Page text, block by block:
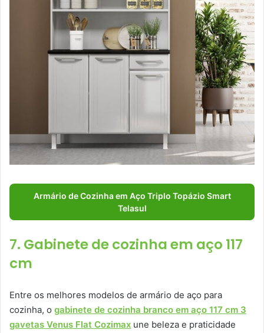
Armário de Cozinha em Aço Triplo Topázio Smart
Telasul
7. Gabinete de cozinha em aço 117
cm
Entre os melhores modelos de armário de aço para
cozinha, o gabinete de cozinha branco em aço 117 cm 3
gavetas Venus Flat Cozimax une beleza e praticidade